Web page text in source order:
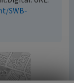
SWB-